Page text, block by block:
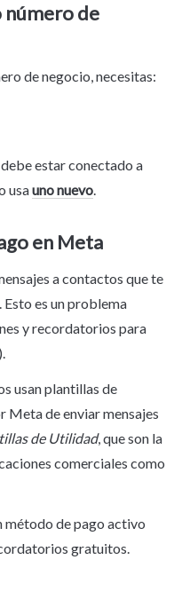
número de
de negocio, necesitas:
estar conectado a
usa uno nuevo.
en Meta
a contactos que te
es un problema
y recordatorios para
usan plantillas de
Meta de enviar mensajes
de Utilidad, que son la
comerciales como
método de pago activo
gratuitos.